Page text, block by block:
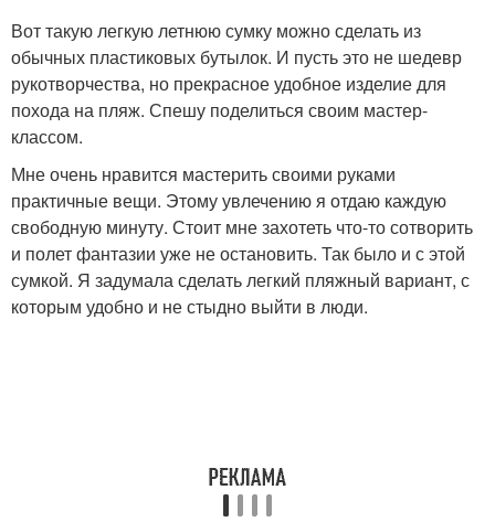
Вот такую легкую летнюю сумку можно сделать из
обычных пластиковых бутылок. И пусть это не шедевр
рукотворчества, но прекрасное удобное изделие для
похода на пляж. Спешу поделиться своим мастер-
классом.
Мне очень нравится мастерить своими руками
практичные вещи. Этому увлечению я отдаю каждую
свободную минуту. Стоит мне захотеть что-то сотворить
и полет фантазии уже не остановить. Так было и с этой
сумкой. Я задумала сделать легкий пляжный вариант, с
которым удобно и не стыдно выйти в люди.